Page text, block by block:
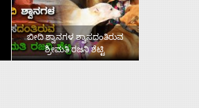
ಬೀದಿ ಶ್ವಾನಗಳ ಶ್ವಾಸದಂತಿರುವ
ಶ್ರೀಮತಿ ರಜನಿ ಶೆಟ್ಟಿ